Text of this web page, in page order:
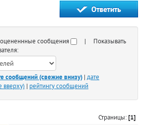
оцененнные сообщения
| Показывать
сообщений (свежие внизу) | дате
вверху) | рейтингу сообщений
Страницы:[1]